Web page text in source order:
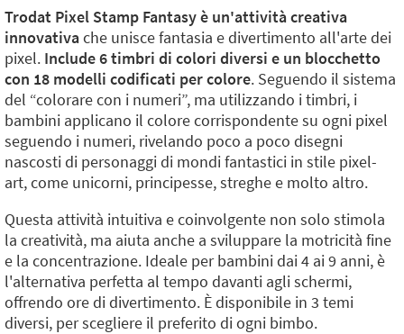
Trodat Pixel Stamp Fantasy è un'attività creativa
innovativache unisce fantasia e divertimento all'arte dei
pixel. Include 6 timbri di colori diversi e un blocchetto
con 18 modelli codificati per colore. Seguendo il sistema
del “colorare con i numeri”, ma utilizzando i timbri, i
bambini applicano il colore corrispondente su ogni pixel
seguendo i numeri, rivelando poco a poco disegni
nascosti di personaggi di mondi fantastici in stile pixel-
art, come unicorni, principesse, streghe e molto altro.
Questa attività intuitiva e coinvolgente non solo stimola
la creatività, ma aiuta anche a sviluppare la motricità fine
e la concentrazione. Ideale per bambini dai 4 ai 9 anni, è
l'alternativa perfetta al tempo davanti agli schermi,
offrendo ore di divertimento. È disponibile in 3 temi
diversi, per scegliere il preferito di ogni bimbo.